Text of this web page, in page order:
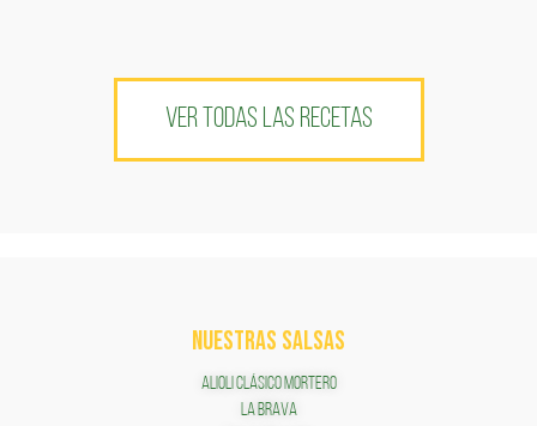
VER TODAS LAS RECETAS
NUESTRAS SALSAS
ALIOLI CLÁSICO MORTERO
LA BRAVA